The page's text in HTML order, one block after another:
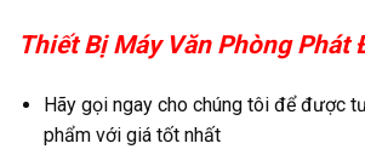
Thiết Bị Máy Văn Phòng Phát
Hãy gọi ngay cho chúng tôi để được
phẩm với giá tốt nhất